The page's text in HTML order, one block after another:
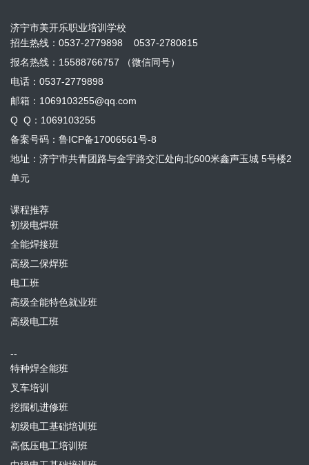
济宁市美开乐职业培训学校
招生热线：0537-2779898 0537-2780815
报名热线：15588766757 （微信同号）
电话：0537-2779898
邮箱：1069103255@qq.com
Q Q：1069103255
备案号码： 鲁ICP备17006561号-8
地址：济宁市共青团路与金宇路交汇处向北600米鑫声玉城 5号楼2
单元
课程推荐
初级电焊班
全能焊接班
高级二保焊班
电工班
高级全能特色就业班
高级电工班
--
特种焊全能班
叉车培训
挖掘机进修班
初级电工基础培训班
高低压电工培训班